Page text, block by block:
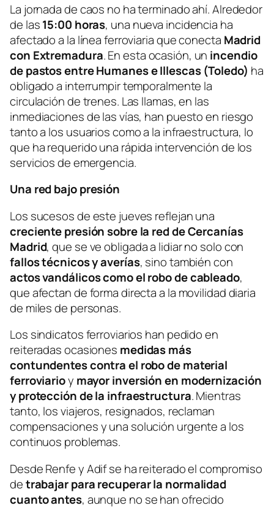
La jornada de caos no ha terminado ahí. Alrededor
de las15:00 horas, una nueva incidencia ha
afectado a la línea ferroviaria que conecta Madrid
con Extremadura. En esta ocasión, un incendio
de pastos entre Humanes e Illescas (Toledo) ha
obligado a interrumpir temporalmente la
circulación de trenes. Las llamas, en las
inmediaciones de las vías, han puesto en riesgo
tanto a los usuarios como a la infraestructura, lo
que ha requerido una rápida intervención de los
servicios de emergencia.
Una red bajo presión
Los sucesos de este jueves reflejan una
creciente presión sobre la red de Cercanías
Madrid, que se ve obligada a lidiar no solo con
fallos técnicos y averías, sino también con
actos vandálicos como el robo de cableado,
que afectan de forma directa a la movilidad diaria
de miles de personas.
Los sindicatos ferroviarios han pedido en
reiteradas ocasiones medidas más
contundentes contra el robo de material
ferroviarioy mayor inversión en modernización
y protección de la infraestructura. Mientras
tanto, los viajeros, resignados, reclaman
compensaciones y una solución urgente a los
continuos problemas.
Desde Renfe y Adif se ha reiterado el compromiso
detrabajar para recuperar la normalidad
cuanto antes, aunque no se han ofrecido